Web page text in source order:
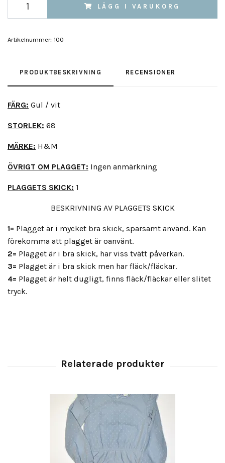
LÄGG I VARUKORG
Artikelnummer: 100
PRODUKTBESKRIVNING RECENSIONER
FÄRG: Gul / vit
STORLEK: 68
MÄRKE: H&M
ÖVRIGT OM PLAGGET: Ingen anmärkning
PLAGGETS SKICK: 1
BESKRIVNING AV PLAGGETS SKICK
1= Plagget är i mycket bra skick, sparsamt använd. Kan
förekomma att plagget är oanvänt.
2= Plagget är i bra skick, har viss tvätt påverkan.
3= Plagget är i bra skick men har fläck/fläckar.
4= Plagget är helt dugligt, finns fläck/fläckar eller slitet
tryck.